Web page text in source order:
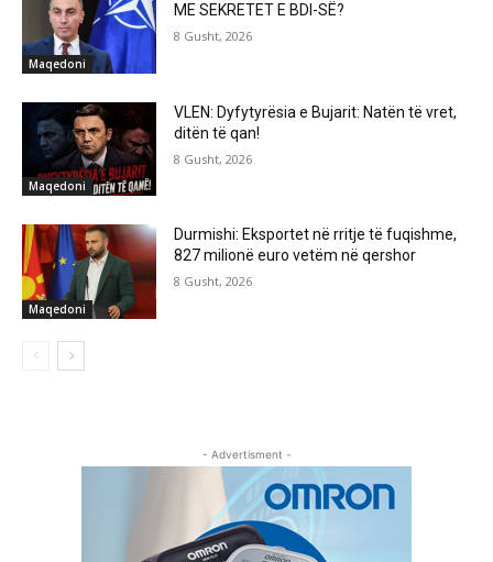
Maqedoni
ME SEKRETET E BDI-SË?
8 Gusht, 2026
Maqedoni
VLEN: Dyfytyrësia e Bujarit: Natën të vret,
ditën të qan!
8 Gusht, 2026
Maqedoni
Durmishi: Eksportet në rritje të fuqishme,
827 milionë euro vetëm në qershor
8 Gusht, 2026
- Advertisment -